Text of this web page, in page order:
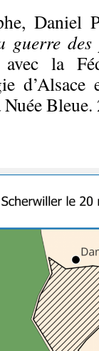
Daniel
des
la